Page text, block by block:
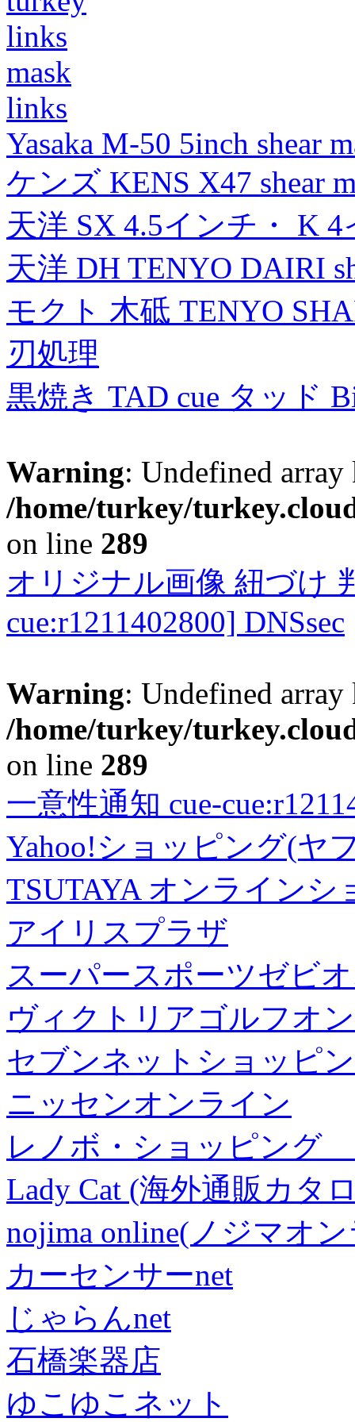
links
mask
links
Yasaka M-50 5inch shear
ケンズ KENS X47 shear
天洋 SX 4.5インチ・ K
天洋 DH TENYO DAIRI
モクト 木砥 TENYO
刃処理
黒焼き TAD cue タッド
Warning: Undefined
/home/turkey/
on line 289
オリジナル画像 紐づけ
cue:r1211402800] DNSsec
Warning: Undefined
/home/turkey/
on line 289
一意性通知 cue-
Yahoo!ショッピング(ヤ
TSUTAYA オンラインシ
アイリスプラザ
スーパースポーツゼビ
ヴィクトリアゴルフオ
セブンネットショッピ
ニッセンオンライン
レノボ・ショッピング
Lady Cat (海外通販カタ
nojima online(ノジマオ
カーセンサーnet
じゃらんnet
石橋楽器店
ゆこゆこネット